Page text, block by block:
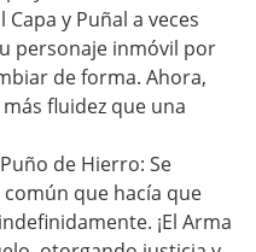
y Puñal a veces
personaje inmóvil por
de forma. Ahora,
fluidez que una
de Hierro: Se
que hacía que
¡El Arma